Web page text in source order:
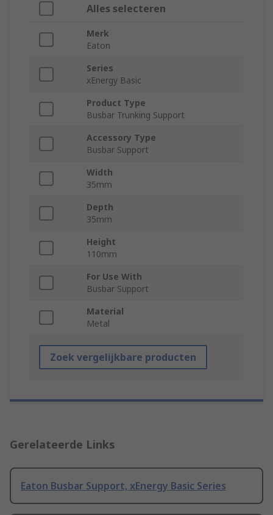
Alles selecteren
Merk
Eaton
Series
xEnergy Basic
Product Type
Busbar Trunking Support
Accessory Type
Busbar Support
Width
35mm
Depth
35mm
Height
110mm
For Use With
Busbar Support
Material
Metal
Zoek vergelijkbare producten
Gerelateerde Links
Eaton Busbar Support, xEnergy Basic Series